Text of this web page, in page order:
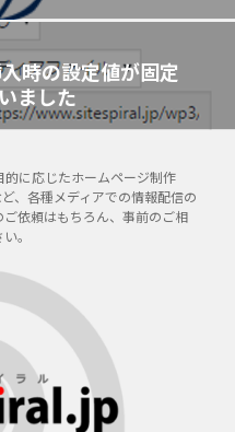
時の設定値が固定
ました
に応じたホームページ制作
、各種メディアでの情報配信の
依頼はもちろん、事前のご相
。